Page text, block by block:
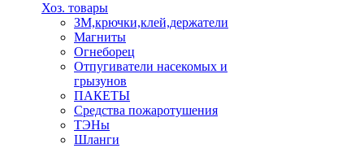
Хоз. товары
ЗМ,крючки,клей,держатели
Магниты
Огнеборец
Отпугиватели насекомых и
грызунов
ПАКЕТЫ
Средства пожаротушения
ТЭНы
Шланги